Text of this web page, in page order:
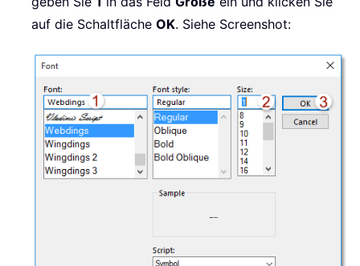
auf die Schaltfläche OK. Siehe Screenshot: